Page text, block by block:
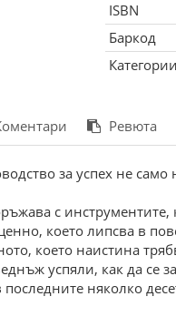
ISBN
Баркод
Категории
Ревюта
за успех не
с
което липсва в
което наистина
успяли, как да се
последните няколко